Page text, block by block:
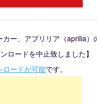
ー、アプリリア（aprilia）
ロードを中止致しました】
ロードが可能です。